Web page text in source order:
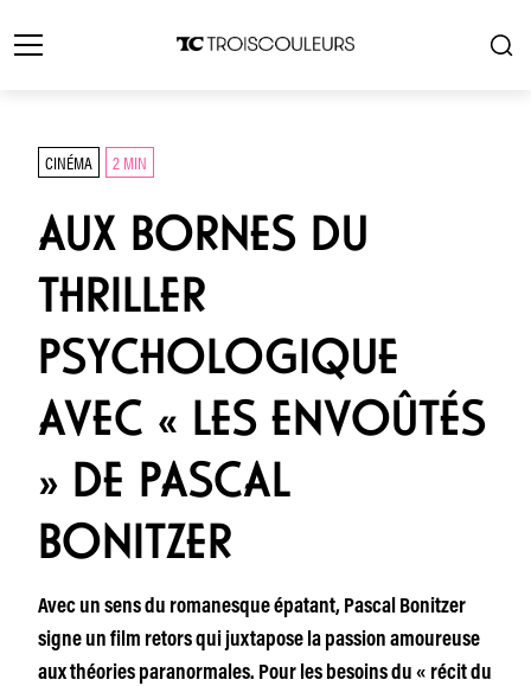
CINÉMA 2 MIN
AUX BORNES DU
THRILLER
PSYCHOLOGIQUE
AVEC « LES ENVOÛTÉS
» DE PASCAL
BONITZER
Avec un sens du romanesque épatant, Pascal Bonitzer
signe un film retors qui juxtapose la passion amoureuse
aux théories paranormales. Pour les besoins du « récit du